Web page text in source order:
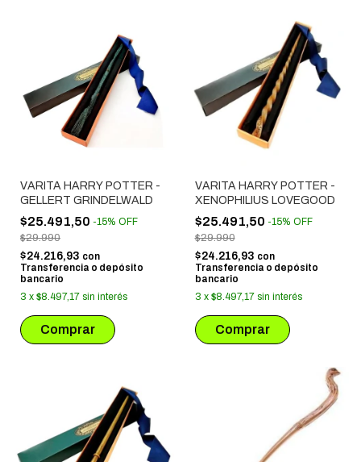
VARITA HARRY POTTER -
GELLERT GRINDELWALD
$25.491,50 -15% OFF
$29.990
$24.216,93 con
Transferencia o depósito
bancario
3 x $8.497,17 sin interés
VARITA HARRY POTTER -
XENOPHILIUS LOVEGOOD
$25.491,50 -15% OFF
$29.990
$24.216,93 con
Transferencia o depósito
bancario
3 x $8.497,17 sin interés